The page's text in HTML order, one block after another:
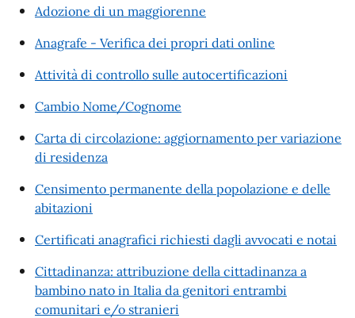
Adozione di un maggiorenne
Anagrafe - Verifica dei propri dati online
Attività di controllo sulle autocertificazioni
Cambio Nome/Cognome
Carta di circolazione: aggiornamento per variazione
di residenza
Censimento permanente della popolazione e delle
abitazioni
Certificati anagrafici richiesti dagli avvocati e notai
Cittadinanza: attribuzione della cittadinanza a
bambino nato in Italia da genitori entrambi
comunitari e/o stranieri